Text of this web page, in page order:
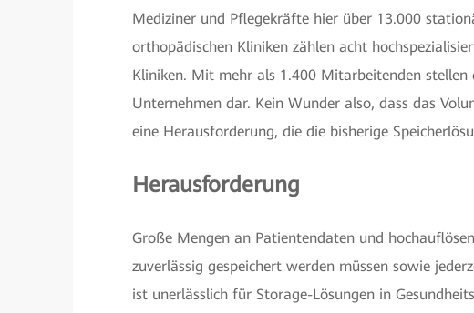
Mediziner und Pflegekräfte hier über 13.000
orthopädischen Kliniken zählen acht
Kliniken. Mit mehr als 1.400 Mitarbeitenden stellen
Unternehmen dar. Kein Wunder also, dass das
eine Herausforderung, die die bisherige
Herausforderung
Große Mengen an Patientendaten und
zuverlässig gespeichert werden müssen sowie
ist unerlässlich für Storage-Lösungen in